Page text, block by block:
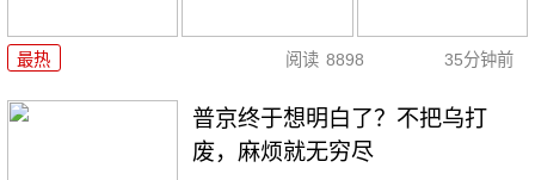
最热 阅读 8898 35分钟前
普京终于想明白了？不把乌打
废，麻烦就无穷尽